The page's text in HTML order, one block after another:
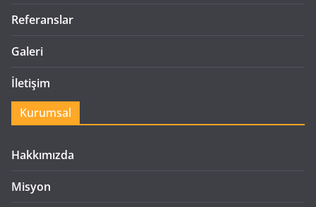
Referanslar
Galeri
İletişim
Kurumsal
Hakkımızda
Misyon